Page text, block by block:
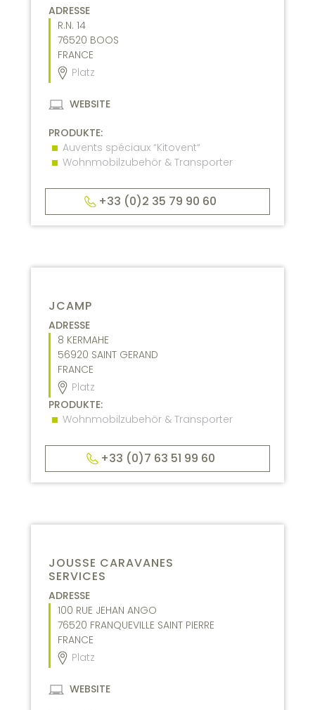
ADRESSE
R.N. 14
76520 BOOS
FRANCE
Platz
WEBSITE
PRODUKTE:
Auvents spéciaux “Kitovent“
Wohnmobilzubehör & Transporter
+33 (0)2 35 79 90 60
JCAMP
ADRESSE
8 KERMAHE
56920 SAINT GERAND
FRANCE
Platz
PRODUKTE:
Wohnmobilzubehör & Transporter
+33 (0)7 63 51 99 60
JOUSSE CARAVANES
SERVICES
ADRESSE
100 RUE JEHAN ANGO
76520 FRANQUEVILLE SAINT PIERRE
FRANCE
Platz
WEBSITE